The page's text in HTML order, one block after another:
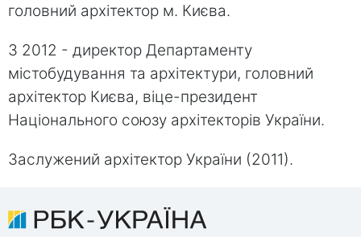
головний архітектор м. Києва.
З 2012 - директор Департаменту
містобудування та архітектури, головний
архітектор Києва, віце-президент
Національного союзу архітекторів України.
Заслужений архітектор України (2011).